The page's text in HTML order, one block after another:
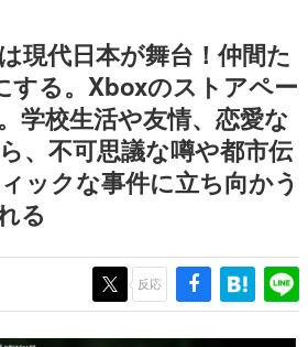
な影響を受けた作家さんに取材し、ゲームが
ンツ産業やカルチャーに与えた影響を探る企
イルゲーム産業史
ルゲーム史における主要なトピック・タイト
ほか、開発者へのインタビューや識者による
。約20年の歴史が一望できる決定版！
たり〜ゲームクリエイターの青春〜
『ペンと箸』等で知られるマンガ家・田中圭
ゲーム業界レポートマンガです。
ームは面白い？
・hamatsu氏がゲームの魅力を画面や操作の
ら解き明かしていく、硬派で骨太な評論連載
に
現代日本が舞台！仲間た
する。Xboxのストアペー
学校生活や友情、恋愛な
、不可思議な噂や都市伝
ックな事件に立ち向かう
る
反応